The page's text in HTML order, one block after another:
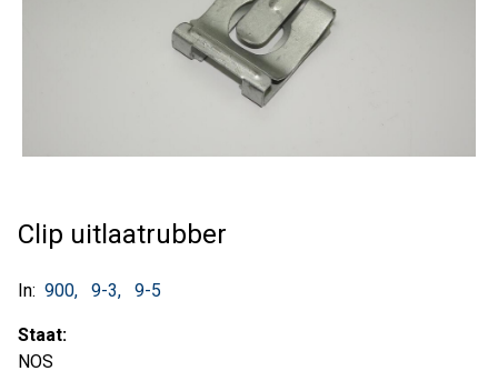
Clip uitlaatrubber
In: 900 9-3 9-5
Staat:
NOS